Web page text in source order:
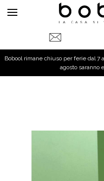
Bobool rimane chiuso per ferie dal 7
agosto saranno